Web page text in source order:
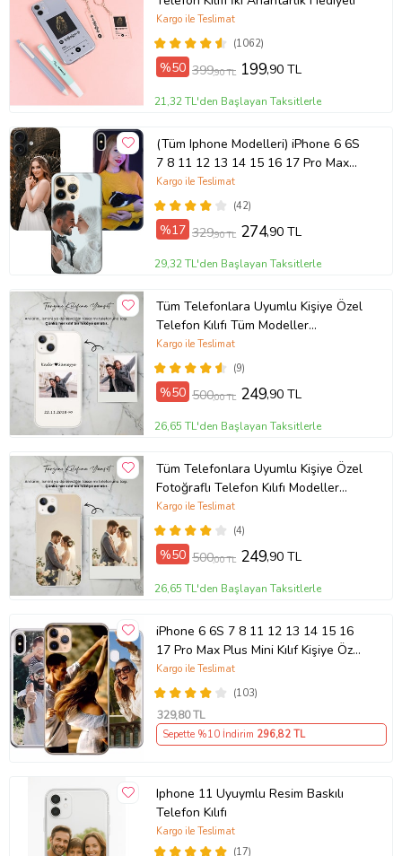
(1062)
Kargo ile Teslimat
%50 399,90 TL 199,90 TL
21,32 TL'den Başlayan Taksitlerle
(Tüm Iphone Modelleri) iPhone 6 6S
7 8 11 12 13 14 15 16 17 Pro Max
Plus Mini Kişiye Özel Resimli
Fotoğraflı Kılıf(42)
Kargo ile Teslimat
%17 329,90 TL 274,90 TL
29,32 TL'den Başlayan Taksitlerle
Tüm Telefonlara Uyumlu Kişiye Özel
Telefon Kılıfı Tüm Modeller
Açıklamada
(9)
Kargo ile Teslimat
%50 500,00 TL 249,90 TL
26,65 TL'den Başlayan Taksitlerle
Tüm Telefonlara Uyumlu Kişiye Özel
Fotoğraflı Telefon Kılıfı Modeller
Açıklamada
(4)
Kargo ile Teslimat
%50 500,00 TL 249,90 TL
26,65 TL'den Başlayan Taksitlerle
iPhone 6 6S 7 8 11 12 13 14 15 16
17 Pro Max Plus Mini Kılıf Kişiye Özel
Resimli Fotoğraflı Silikon
(103)
Kargo ile Teslimat
329,80 TL
Sepette %10 İndirim 296,82 TL
Iphone 11 Uyuymlu Resim Baskılı
Telefon Kılıfı
(17)
Kargo ile Teslimat